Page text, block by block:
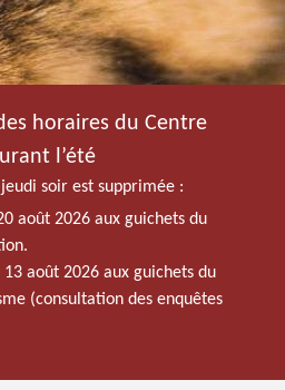
horaires du Centre
l’été
soir est supprimée :
août 2026 aux guichets du
août 2026 aux guichets du
(consultation des enquêtes